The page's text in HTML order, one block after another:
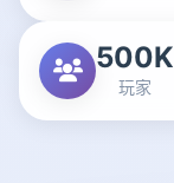
500K
玩家